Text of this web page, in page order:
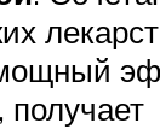
получает